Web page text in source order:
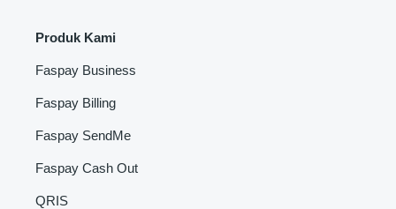
Produk Kami
Faspay Business
Faspay Billing
Faspay SendMe
Faspay Cash Out
QRIS